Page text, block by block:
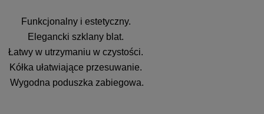
Funkcjonalny i estetyczny.
Elegancki szklany blat.
Łatwy w utrzymaniu w czystości.
Kółka ułatwiające przesuwanie.
Wygodna poduszka zabiegowa.